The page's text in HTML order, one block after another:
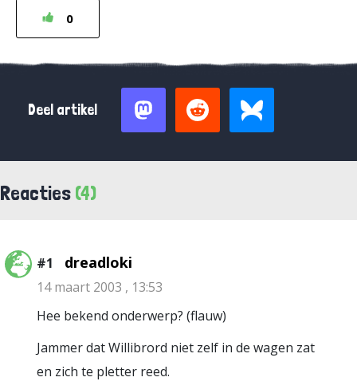
0
Deel artikel
Reacties (4)
#1 dreadloki
14 maart 2003 , 13:53
Hee bekend onderwerp? (flauw)
Jammer dat Willibrord niet zelf in de wagen zat
en zich te pletter reed.